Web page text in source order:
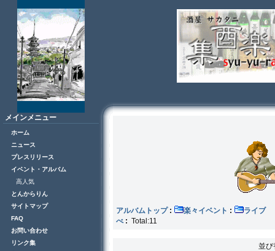
メインメニュー
ホーム
ニュース
プレスリリース
イベント・アルバム
高人気
とんからりん
サイトマップ
FAQ
お問い合わせ
リンク集
アルバムトップ: 楽々イベント :
べ: Total:11
並